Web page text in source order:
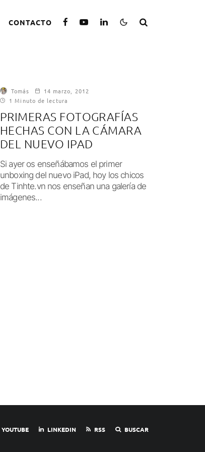
CONTACTO
Tomás
14 marzo, 2012
1 Minuto de lectura
PRIMERAS FOTOGRAFÍAS
HECHAS CON LA CÁMARA
DEL NUEVO IPAD
Si ayer os enseñábamos el primer
unboxing del nuevo iPad, hoy los chicos
de Tinhte.vn nos enseñan una galería de
imágenes...
YOUTUBE LINKEDIN RSS BUSCAR